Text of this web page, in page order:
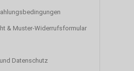
& Muster-Widerrufsformular
Datenschutz